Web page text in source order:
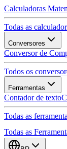
Calculadoras
Todas as
Conversores
Conversor de
Todos os
Ferramentas
Contador de texto
Todas as
Todas as